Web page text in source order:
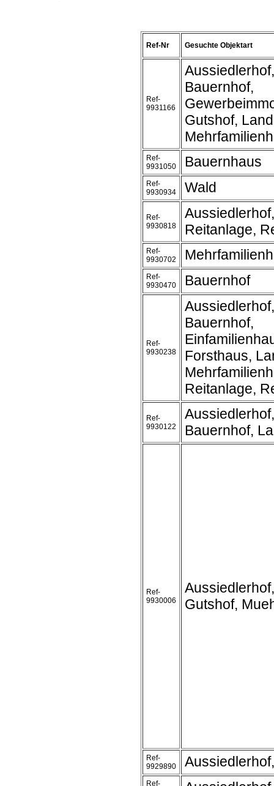
Ref-Nr Gesuchte Objektart
Ref-
9931166
Bauernhof,
Gutshof,
Ref-
9931050
Bauernhaus
Ref-
9930934
Wald
Ref-
9930818
Reitanlage,
Ref-
9930702
Ref-
9930470
Bauernhof
Ref-
9930238
Bauernhof,
Forsthaus,
Reitanlage,
Ref-
9930122
Bauernhof,
Ref-
9930006
Gutshof,
Ref-
9929890
Ref-